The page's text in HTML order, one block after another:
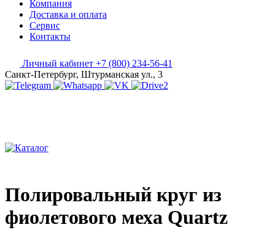
Компания
Доставка и оплата
Сервис
Контакты
Личный кабинет +7 (800) 234-56-41
Санкт-Петербург, Штурманская ул., 3
Полировальный круг из
фиолетового меха Quartz